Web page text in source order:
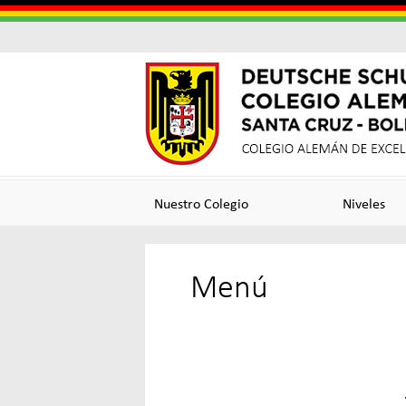
Aleman
Alemán
Nuestro Colegio Niveles
Menú